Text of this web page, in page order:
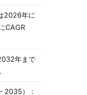
2026年に
CAGR
年まで
2035）：